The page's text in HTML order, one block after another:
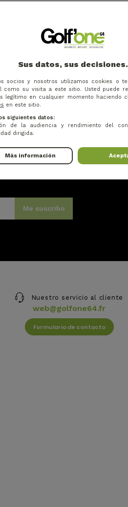
GRATUITO EN PUNTO DE
AL CLIENTE 5 DÍAS A LA
Me suscribo
Nuestro servicio al cliente
web@golfone64.fr
Formulario de contacto
Sus datos, sus decisiones.
socios y nosotros utilizamos cookies o
como su visita a este sitio. Usted puede
legítimo en cualquier momento haciendo
en este sitio.
siguientes datos:
de la audiencia y rendimiento del
dirigida.
Más información